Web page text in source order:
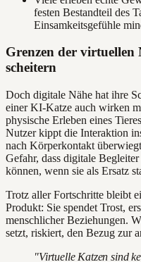
festen Bestandteil des
Einsamkeitsgefühle
Grenzen der
scheitern
Doch digitale Nähe hat ihre
einer KI-Katze auch wirken
physische Erleben eines
Nutzer kippt die Interaktion
nach Körperkontakt
Gefahr, dass digitale
können, wenn sie als Ersatz
Trotz aller Fortschritte bleibt
Produkt: Sie spendet Trost,
menschlicher Beziehungen.
setzt, riskiert, den Bezug zur
"Virtuelle Katzen sind